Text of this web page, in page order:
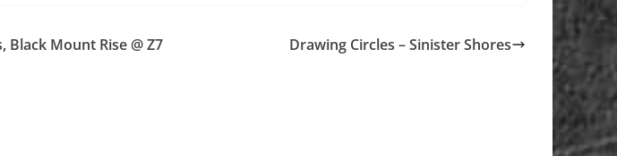
Black Mount Rise @ Z7 Drawing Circles – Sinister Shores